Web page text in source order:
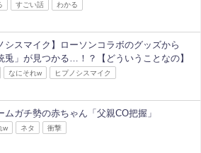
すごい話 わかる
シスマイク】ローソンコラボのグッズから
兎」が見つかる…！？【どういうことなの】
なにそれw ヒプノシスマイク
ムガチ勢の赤ちゃん「父親CO把握」
w ネタ 衝撃